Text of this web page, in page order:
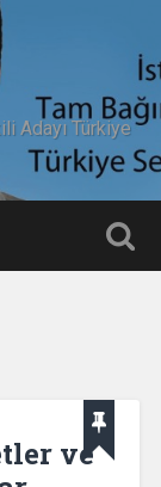
Adayı Türkiye
ve